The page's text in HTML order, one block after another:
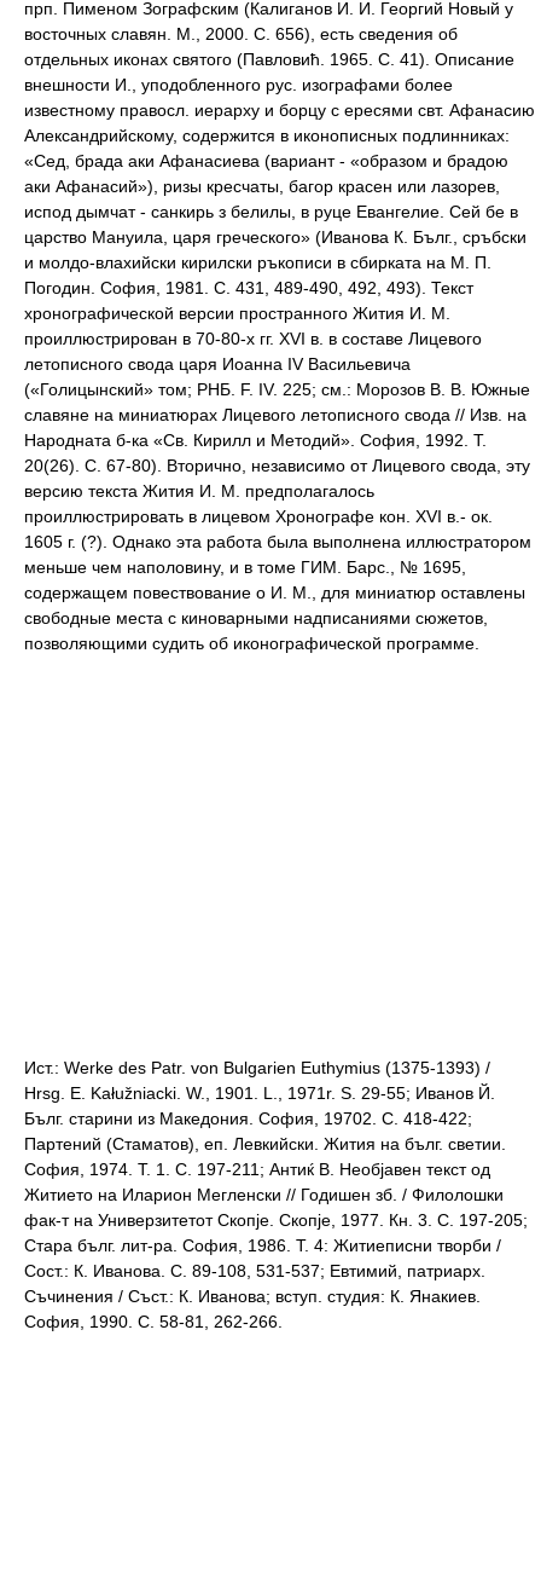
прп. Пименом Зографским (Калиганов И. И. Георгий Новый у
восточных славян. М., 2000. С. 656), есть сведения об
отдельных иконах святого (Павловић. 1965. С. 41). Описание
внешности И., уподобленного рус. изографами более
известному правосл. иерарху и борцу с ересями свт. Афанасию
Александрийскому, содержится в иконописных подлинниках:
«Сед, брада аки Афанасиева (вариант - «образом и брадою
аки Афанасий»), ризы кресчаты, багор красен или лазорев,
испод дымчат - санкирь з белилы, в руце Евангелие. Сей бе в
царство Мануила, царя греческого» (Иванова К. Бълг., сръбски
и молдо-влахийски кирилски ръкописи в сбирката на М. П.
Погодин. София, 1981. С. 431, 489-490, 492, 493). Текст
хронографической версии пространного Жития И. М.
проиллюстрирован в 70-80-х гг. XVI в. в составе Лицевого
летописного свода царя Иоанна IV Васильевича
(«Голицынский» том; РНБ. F. IV. 225; см.: Морозов В. В. Южные
славяне на миниатюрах Лицевого летописного свода // Изв. на
Народната б-ка «Св. Кирилл и Методий». София, 1992. Т.
20(26). С. 67-80). Вторично, независимо от Лицевого свода, эту
версию текста Жития И. М. предполагалось
проиллюстрировать в лицевом Хронографе кон. XVI в.- ок.
1605 г. (?). Однако эта работа была выполнена иллюстратором
меньше чем наполовину, и в томе ГИМ. Барс., № 1695,
содержащем повествование о И. М., для миниатюр оставлены
свободные места с киноварными надписаниями сюжетов,
позволяющими судить об иконографической программе.
Ист.: Werke des Patr. von Bulgarien Euthymius (1375-1393) /
Hrsg. E. Kałužniacki. W., 1901. L., 1971r. S. 29-55; Иванов Й.
Бълг. старини из Македония. София, 19702. С. 418-422;
Партений (Стаматов), еп. Левкийски. Жития на бълг. светии.
София, 1974. Т. 1. С. 197-211; Антиќ В. Необjавен текст од
Житието на Иларион Мегленски // Годишен зб. / Филолошки
фак-т на Универзитетот Скопjе. Скопjе, 1977. Кн. 3. С. 197-205;
Стара бълг. лит-ра. София, 1986. Т. 4: Житиеписни творби /
Сост.: К. Иванова. С. 89-108, 531-537; Евтимий, патриарх.
Съчинения / Съст.: К. Иванова; вступ. студия: К. Янакиев.
София, 1990. С. 58-81, 262-266.